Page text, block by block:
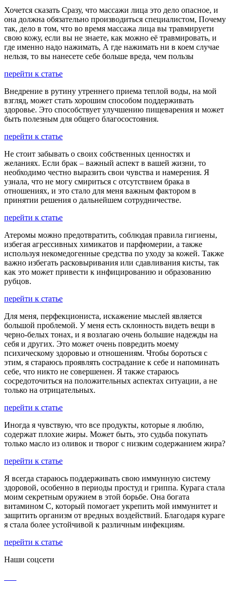
Хочется сказать Сразу, что массажи лица это дело опасное, и
она должна обязательно производиться специалистом, Почему
так, дело в том, что во время массажа лица вы травмируети
свою кожу, если вы не знаете, как можно её травмировать, и
где именно надо нажимать, А где нажимать ни в коем случае
нельзя, то вы нанесете себе больше вреда, чем пользы
перейти к статье
Внедрение в рутину утреннего приема теплой воды, на мой
взгляд, может стать хорошим способом поддерживать
здоровье. Это способствует улучшению пищеварения и может
быть полезным для общего благосостояния.
перейти к статье
Не стоит забывать о своих собственных ценностях и
желаниях. Если брак – важный аспект в вашей жизни, то
необходимо честно выразить свои чувства и намерения. Я
узнала, что не могу смириться с отсутствием брака в
отношениях, и это стало для меня важным фактором в
принятии решения о дальнейшем сотрудничестве.
перейти к статье
Атеромы можно предотвратить, соблюдая правила гигиены,
избегая агрессивных химикатов и парфюмерии, а также
используя некомедогенные средства по уходу за кожей. Также
важно избегать расковыривания или сдавливания кисты, так
как это может привести к инфицированию и образованию
рубцов.
перейти к статье
Для меня, перфекциониста, искажение мыслей является
большой проблемой. У меня есть склонность видеть вещи в
черно-белых тонах, и я возлагаю очень большие надежды на
себя и других. Это может очень повредить моему
психическому здоровью и отношениям. Чтобы бороться с
этим, я стараюсь проявлять сострадание к себе и напоминать
себе, что никто не совершенен. Я также стараюсь
сосредоточиться на положительных аспектах ситуации, а не
только на отрицательных.
перейти к статье
Иногда я чувствую, что все продукты, которые я люблю,
содержат плохие жиры. Может быть, это судьба покупать
только масло из оливок и творог с низким содержанием жира?
перейти к статье
Я всегда стараюсь поддерживать свою иммунную систему
здоровой, особенно в периоды простуд и гриппа. Курага стала
моим секретным оружием в этой борьбе. Она богата
витамином С, который помогает укрепить мой иммунитет и
защитить организм от вредных воздействий. Благодаря кураге
я стала более устойчивой к различным инфекциям.
перейти к статье
Наши соцсети